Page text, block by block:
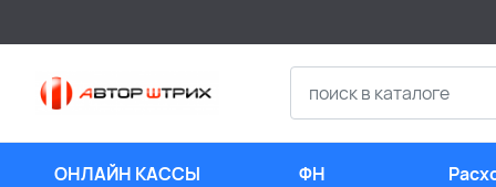
ОНЛАЙН КАССЫ ФН